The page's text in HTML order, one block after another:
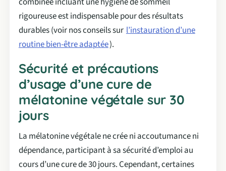
rigoureuse est indispensable pour des résultats
durables (voir nos conseils sur l’instauration d’une
routine bien-être adaptée).
Sécurité et précautions
d’usage d’une cure de
mélatonine végétale sur 30
jours
La mélatonine végétale ne crée ni accoutumance ni
dépendance, participant à sa sécurité d’emploi au
cours d’une cure de 30 jours. Cependant, certaines